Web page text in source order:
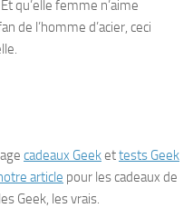
qu’elle femme n’aime
de l’homme d’acier, ceci
cadeaux Geekettests Geek
article pour les cadeaux de
Geek, les vrais.